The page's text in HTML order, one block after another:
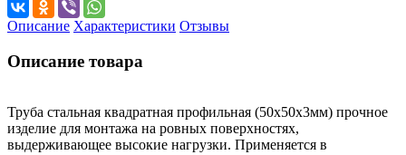
Описание Характеристики Отзывы
Описание товара
Труба стальная квадратная профильная (50х50х3мм) прочное
изделие для монтажа на ровных поверхностях,
выдерживающее высокие нагрузки. Применяется в